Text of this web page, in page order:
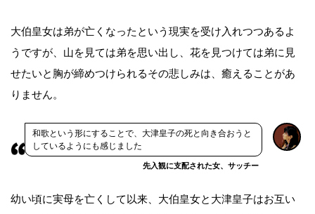
大伯皇女は弟が亡くなったという現実を受け入れつつあるよ
うですが、山を見ては弟を思い出し、花を見つけては弟に見
せたいと胸が締めつけられるその悲しみは、癒えることがあ
りません。
和歌という形にすることで、大津皇子の死と向き合おうと
しているようにも感じました
先入観に支配された女、サッチー
幼い頃に実母を亡くして以来、大伯皇女と大津皇子はお互い